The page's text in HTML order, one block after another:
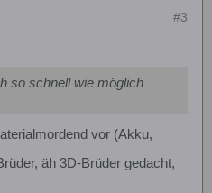
#3
so schnell wie möglich
vor (Akku,
äh 3D-Brüder gedacht,